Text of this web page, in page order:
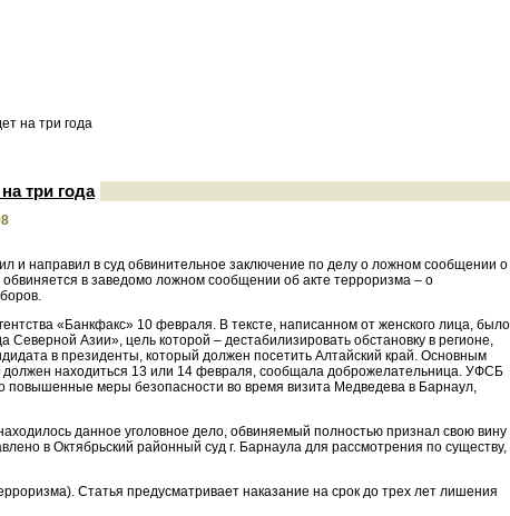
на три года
три года
и направил в суд обвинительное заключение по делу о ложном сообщении о
в заведомо ложном сообщении об акте терроризма – о
«Банкфакс» 10 февраля. В тексте, написанном от женского лица, было
Азии», цель которой – дестабилизировать обстановку в регионе,
в президенты, который должен посетить Алтайский край. Основным
должен находиться 13 или 14 февраля, сообщала доброжелательница. УФСБ
повышенные меры безопасности во время визита Медведева в Барнаул,
данное уголовное дело, обвиняемый полностью признал свою вину
в Октябрьский районный суд г. Барнаула для рассмотрения по существу,
Статья предусматривает наказание на срок до трех лет лишения